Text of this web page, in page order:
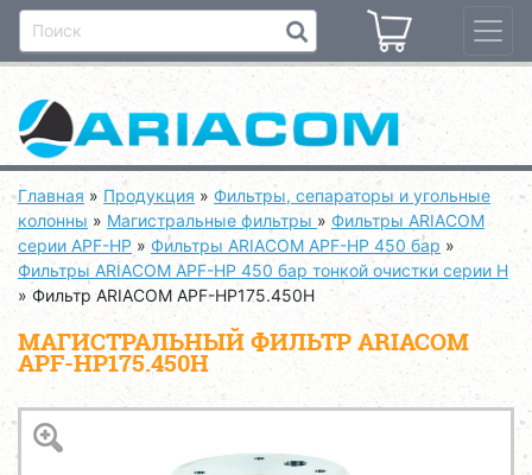
Главная » Продукция » Фильтры, сепараторы и угольные
колонны » Магистральные фильтры » Фильтры ARIACOM
серии APF-HP » Фильтры ARIACOM APF-HP 450 бар »
Фильтры ARIACOM APF-HP 450 бар тонкой очистки серии H
»Фильтр ARIACOM APF-HP175.450H
МАГИСТРАЛЬНЫЙ ФИЛЬТР ARIACOM
APF-HP175.450H